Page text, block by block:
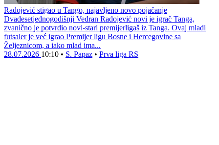
Radojević stigao u Tango, najavljeno novo pojačanje
Dvadesetjednogodišnji Vedran Radojević novi je igrač Tanga,
zvanično je potvrdio novi-stari premijerligaš iz Tanga. Ovaj mladi
futsaler je već igrao Premijer ligu Bosne i Hercegovine sa
Željeznicom, a iako mlad ima...
28.07.2026 10:10 • S. Papaz • Prva liga RS